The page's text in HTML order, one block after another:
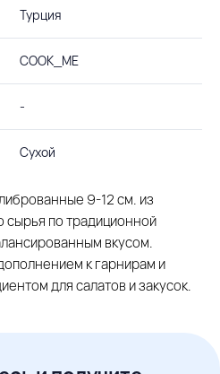
Турция
COOK_ME
-
Сухой
9-12 см. из
сырья по традиционной
вкусом.
к гарнирам и
для салатов и закусок.